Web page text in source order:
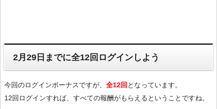
2月29日までに全12回ログインしよう
今回のログインボーナスですが、 全12回となっています。
12回ログインすれば、すべての報酬がもらえるということですね。